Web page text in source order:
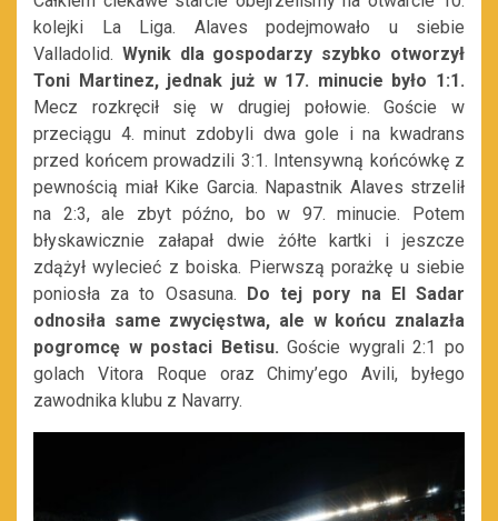
kolejki La Liga. Alaves podejmowało u siebie
Valladolid. Wynik dla gospodarzy szybko otworzył
Toni Martinez, jednak już w 17. minucie było 1:1.
Mecz rozkręcił się w drugiej połowie. Goście w
przeciągu 4. minut zdobyli dwa gole i na kwadrans
przed końcem prowadzili 3:1. Intensywną końcówkę z
pewnością miał Kike Garcia. Napastnik Alaves strzelił
na 2:3, ale zbyt późno, bo w 97. minucie. Potem
błyskawicznie załapał dwie żółte kartki i jeszcze
zdążył wylecieć z boiska. Pierwszą porażkę u siebie
poniosła za to Osasuna.
Do tej pory na El Sadar
odnosiła same zwycięstwa, ale w końcu znalazła
pogromcę w postaci Betisu. Goście wygrali 2:1 po
golach Vitora Roque oraz Chimy’ego Avili, byłego
zawodnika klubu z Navarry.